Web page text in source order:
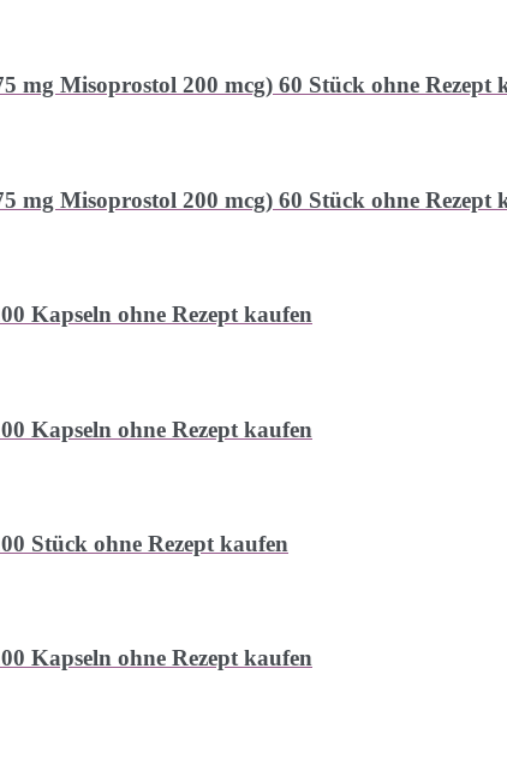
mg Misoprostol 200 mcg) 60 Stück ohne Rezept
mg Misoprostol 200 mcg) 60 Stück ohne Rezept
Kapseln ohne Rezept kaufen
Kapseln ohne Rezept kaufen
Stück ohne Rezept kaufen
Kapseln ohne Rezept kaufen